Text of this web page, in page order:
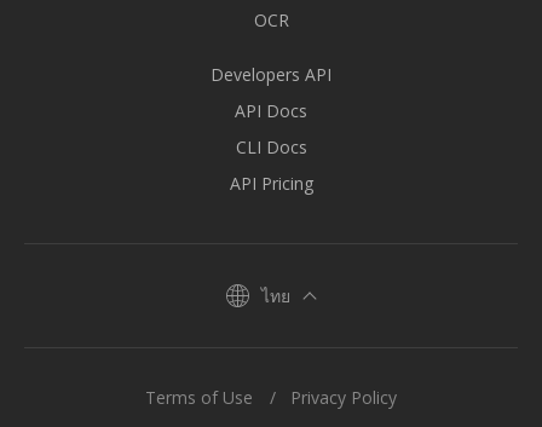
OCR
Developers API
API Docs
CLI Docs
API Pricing
ไทย
Terms of Use Privacy Policy